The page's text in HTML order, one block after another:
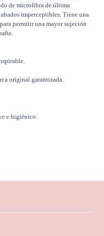
de microfibra de última
imperceptibles. Tiene una
permitir una mayor sujeción
original garantizada.
e higiénico.